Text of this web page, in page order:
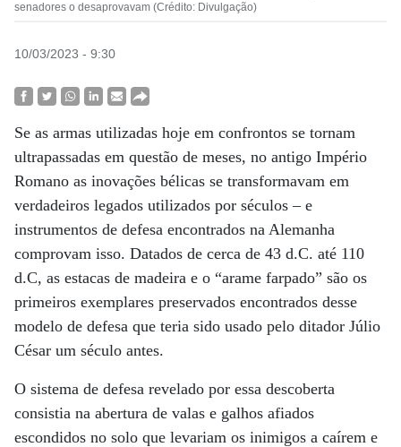
senadores o desaprovavam (Crédito: Divulgação)
10/03/2023 - 9:30
Se as armas utilizadas hoje em confrontos se tornam
ultrapassadas em questão de meses, no antigo Império
Romano as inovações bélicas se transformavam em
verdadeiros legados utilizados por séculos – e
instrumentos de defesa encontrados na Alemanha
comprovam isso. Datados de cerca de 43 d.C. até 110
d.C, as estacas de madeira e o “arame farpado” são os
primeiros exemplares preservados encontrados desse
modelo de defesa que teria sido usado pelo ditador Júlio
César um século antes.
O sistema de defesa revelado por essa descoberta
consistia na abertura de valas e galhos afiados
escondidos no solo que levariam os inimigos a caírem e